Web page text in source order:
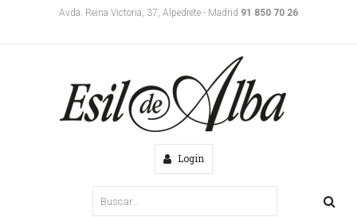
Avda. Reina Victoria, 37, Alpedrete - Madrid 91 850 70 26
Login